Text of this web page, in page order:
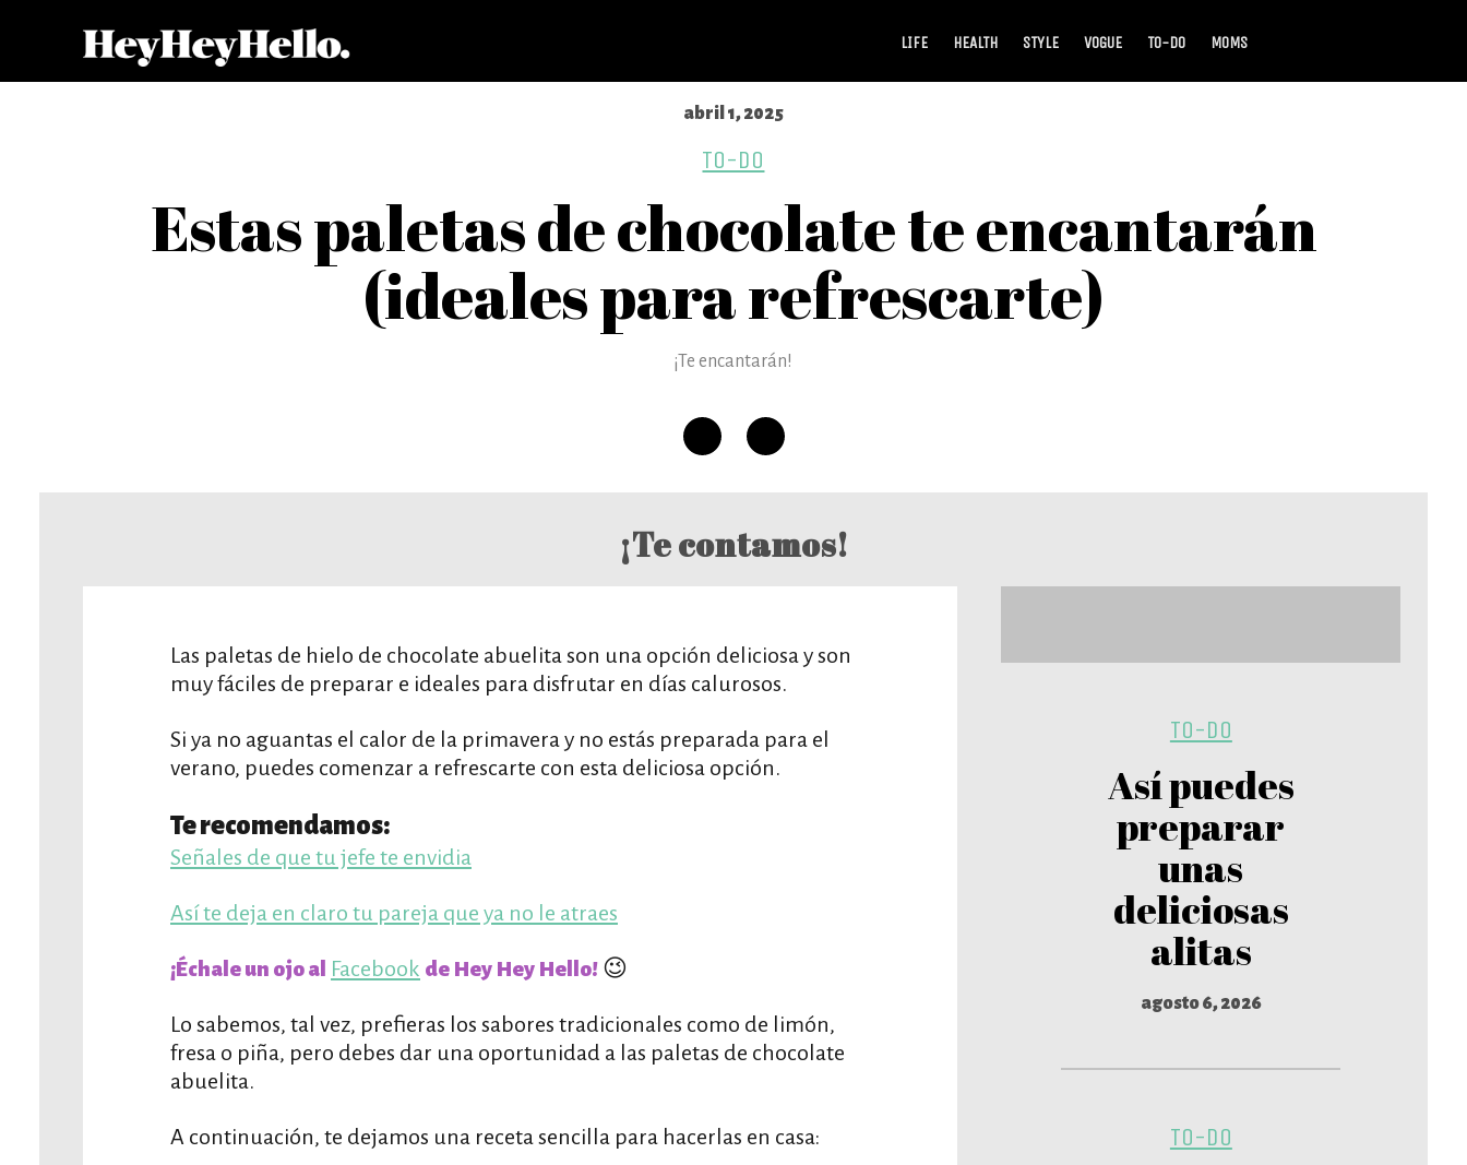
LIFE HEALTH STYLE VOGUE TO-DO MOMS
abril 1, 2025
TO-DO
Estas paletas de chocolate te encantarán
(ideales para refrescarte)
¡Te encantarán!
¡Te contamos!
TO-DO
Así puedes
preparar
unas
deliciosas
alitas
agosto 6, 2026
TO-DO
Las paletas de hielo de chocolate abuelita son una opción deliciosa y son
muy fáciles de preparar e ideales para disfrutar en días calurosos.
Si ya no aguantas el calor de la primavera y no estás preparada para el
verano, puedes comenzar a refrescarte con esta deliciosa opción.
Te recomendamos:
Señales de que tu jefe te envidia
Así te deja en claro tu pareja que ya no le atraes
¡Échale un ojo al Facebook de Hey Hey Hello! 😉
Lo sabemos, tal vez, prefieras los sabores tradicionales como de limón,
fresa o piña, pero debes dar una oportunidad a las paletas de chocolate
abuelita.
A continuación, te dejamos una receta sencilla para hacerlas en casa: